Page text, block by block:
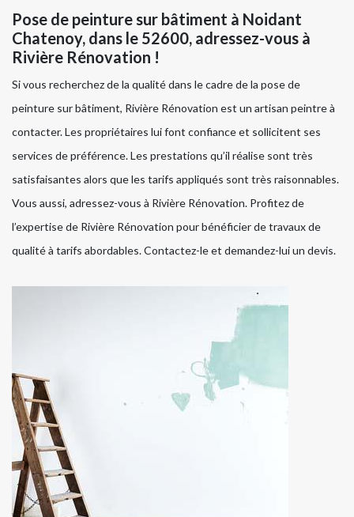
Pose de peinture sur bâtiment à Noidant
Chatenoy, dans le 52600, adressez-vous à
Rivière Rénovation !
Si vous recherchez de la qualité dans le cadre de la pose de
peinture sur bâtiment, Rivière Rénovation est un artisan peintre à
contacter. Les propriétaires lui font confiance et sollicitent ses
services de préférence. Les prestations qu’il réalise sont très
satisfaisantes alors que les tarifs appliqués sont très raisonnables.
Vous aussi, adressez-vous à Rivière Rénovation. Profitez de
l’expertise de Rivière Rénovation pour bénéficier de travaux de
qualité à tarifs abordables. Contactez-le et demandez-lui un devis.